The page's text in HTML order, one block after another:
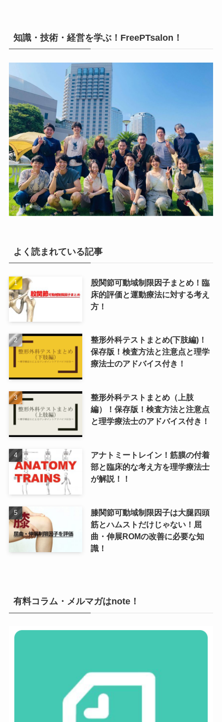
知識・技術・経営を学ぶ！FreePTsalon！
よく読まれている記事
股関節可動域制限因子まとめ！臨
床的評価と運動療法に対する考え
方！
整形外科テストまとめ(下肢編)！
保存版！検査方法と注意点と理学
療法士のアドバイス付き！
整形外科テストまとめ（上肢
編）！保存版！検査方法と注意点
と理学療法士のアドバイス付き！
アナトミートレイン！筋膜の付着
部と臨床的な考え方を理学療法士
が解説！！
膝関節可動域制限因子は大腿四頭
筋とハムストだけじゃない！屈
曲・伸展ROMの改善に必要な知
識！
有料コラム・メルマガはnote！